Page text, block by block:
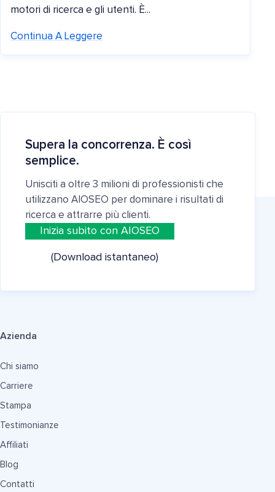
motori di ricerca e gli utenti. È...
Continua A Leggere
Supera la concorrenza. È così
semplice.
Unisciti a oltre 3 milioni di professionisti che
utilizzano AIOSEO per dominare i risultati di
ricerca e attrarre più clienti.
Inizia subito con AIOSEO
(Download istantaneo)
Azienda
Chi siamo
Carriere
Stampa
Testimonianze
Affiliati
Blog
Contatti